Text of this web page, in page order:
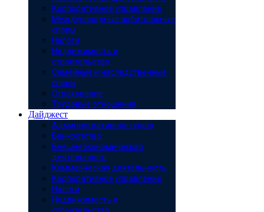
Корпоративное управление
Международные арбитражные
споры
Налоги
Недвижимость и
строительство
Семейные и наследственные
споры
Страхование
Трудовые отношения
Дайджест
Административное право
Банкротство
Внешнеэкономическая
деятельность
Коммерческая деятельность
Корпоративное управление
Налоги
Недвижимость и